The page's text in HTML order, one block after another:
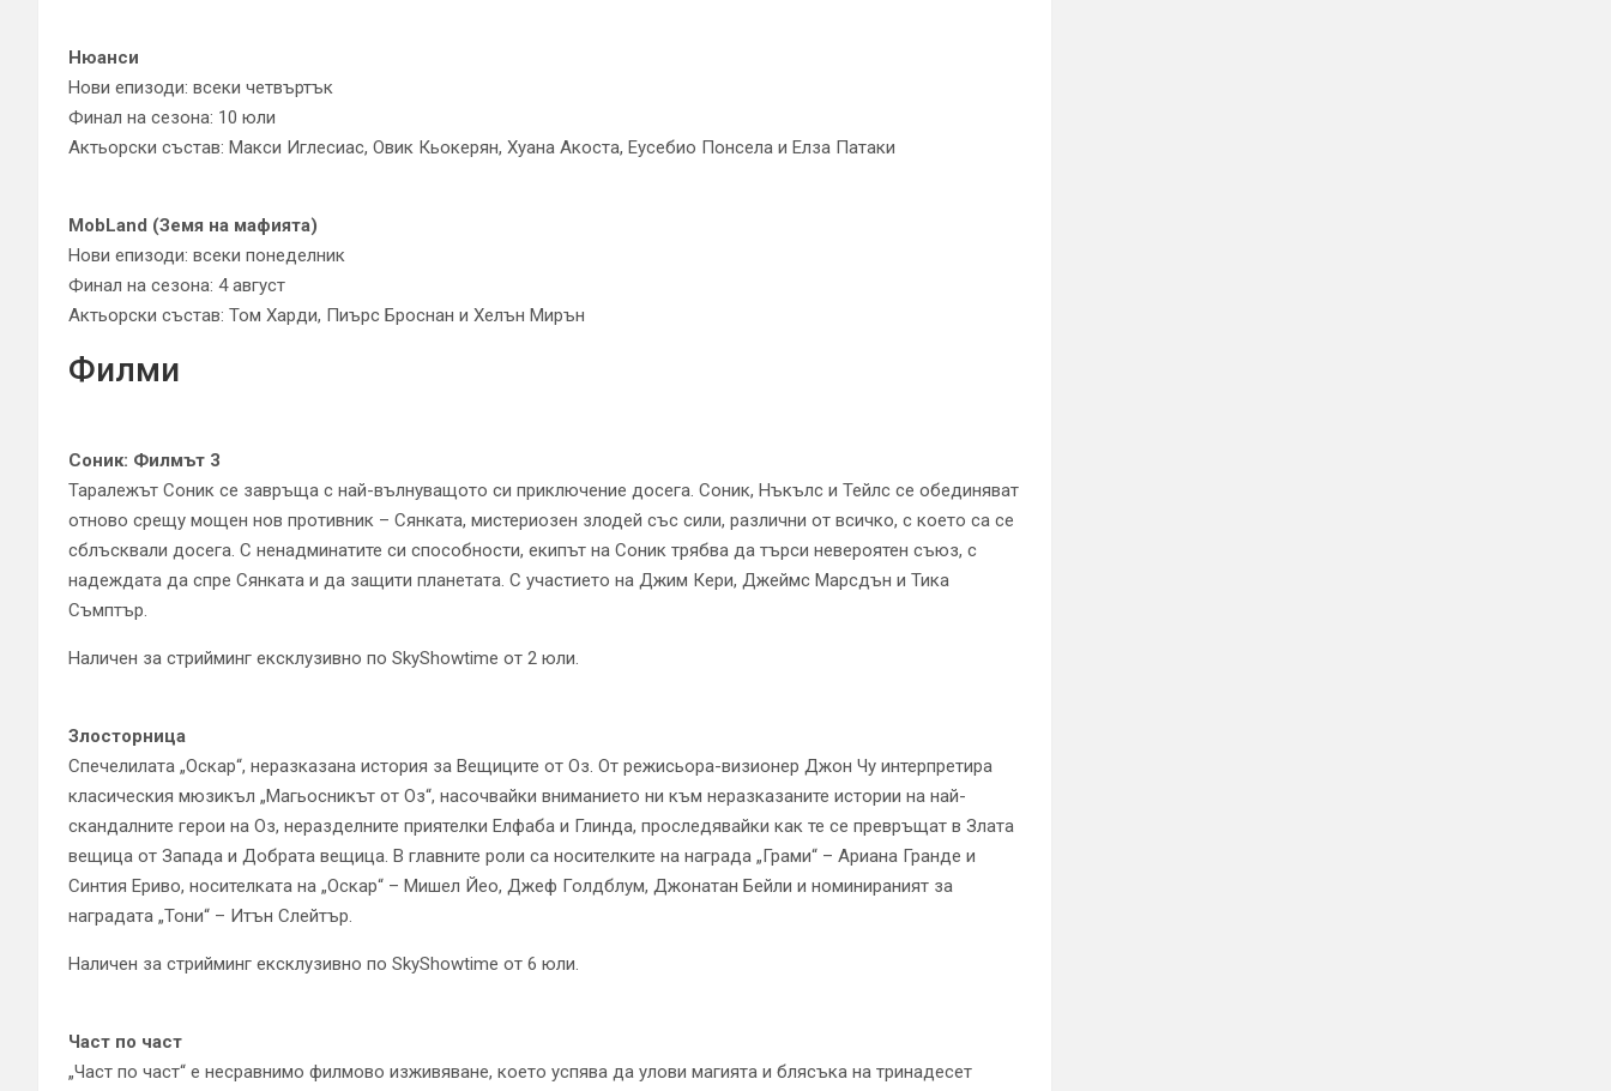
Нюанси
Нови епизоди: всеки четвъртък
Финал на сезона: 10 юли
Актьорски състав: Макси Иглесиас, Овик Кьокерян, Хуана Акоста, Еусебио Понсела и Елза Патаки
MobLand (Земя на мафията)
Нови епизоди: всеки понеделник
Финал на сезона: 4 август
Актьорски състав: Том Харди, Пиърс Броснан и Хелън Мирън
Филми
Соник: Филмът 3
Таралежът Соник се завръща с най-вълнуващото си приключение досега. Соник, Нъкълс и Тейлс се обединяват
отново срещу мощен нов противник – Сянката, мистериозен злодей със сили, различни от всичко, с което са се
сблъсквали досега. С ненадминатите си способности, екипът на Соник трябва да търси невероятен съюз, с
надеждата да спре Сянката и да защити планетата. С участието на Джим Кери, Джеймс Марсдън и Тика
Съмптър.
Наличен за стрийминг ексклузивно по SkyShowtime от 2 юли.
Злосторница
Спечелилата „Оскар“, неразказана история за Вещиците от Оз. От режисьора-визионер Джон Чу интерпретира
класическия мюзикъл „Магьосникът от Оз“, насочвайки вниманието ни към неразказаните истории на най-
скандалните герои на Оз, неразделните приятелки Елфаба и Глинда, проследявайки как те се превръщат в Злата
вещица от Запада и Добрата вещица. В главните роли са носителките на награда „Грами“ – Ариана Гранде и
Синтия Ериво, носителката на „Оскар“ – Мишел Йео, Джеф Голдблум, Джонатан Бейли и номинираният за
наградата „Тони“ – Итън Слейтър.
Наличен за стрийминг ексклузивно по SkyShowtime от 6 юли.
Част по част
„Част по част“ е несравнимо филмово изживяване, което успява да улови магията и блясъка на тринадесет